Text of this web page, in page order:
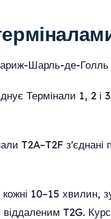
Шарль-де-
Термінали 1, 2
T2A–T2F
10–15 хвилин,
T2G.